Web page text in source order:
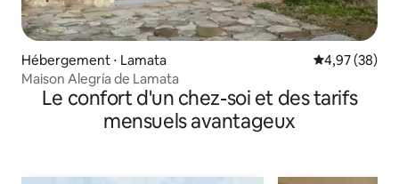
Hébergement ⋅ Lamata Évaluation
4,97 (38)
Maison Alegría de Lamata
Le confort d'un chez-soi et des tarifs
mensuels avantageux